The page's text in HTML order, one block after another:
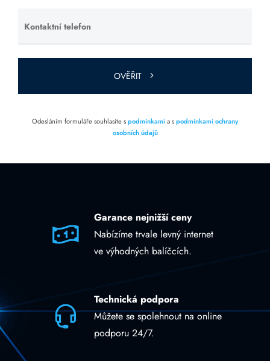
Kontaktní telefon
Ponechte
toto pole
prázdné.
OVĚŘIT
Odesláním formuláře souhlasíte spodmínkamia spodmínkami ochrany
osobních údajů
Garance nejnižší ceny
Nabízíme trvale levný internet
ve výhodných balíčcích.
Technická podpora
Můžete se spolehnout na online
podporu 24/7.